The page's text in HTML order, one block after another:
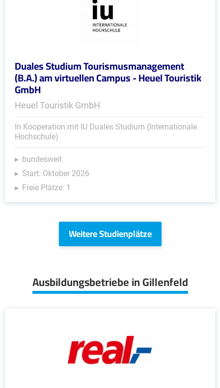
Duales Studium Tourismusmanagement
(B.A.) am virtuellen Campus - Heuel Touristik
GmbH
Heuel Touristik GmbH
In Kooperation mit IU Duales Studium (Internationale
Hochschule)
bundesweit
Start: Oktober 2026
Freie Plätze: 1
Weitere Studienplätze
Ausbildungsbetriebe in Gillenfeld